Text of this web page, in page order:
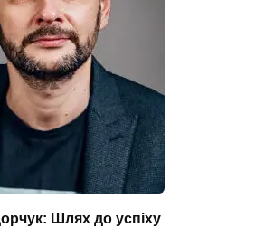
Шлях до успіху